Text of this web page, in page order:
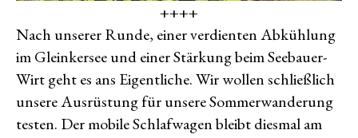
++++
Nach unserer Runde, einer verdienten Abkühlung
im Gleinkersee und einer Stärkung beim Seebauer-
Wirt geht es ans Eigentliche. Wir wollen schließlich
unsere Ausrüstung für unsere Sommerwanderung
testen. Der mobile Schlafwagen bleibt diesmal am